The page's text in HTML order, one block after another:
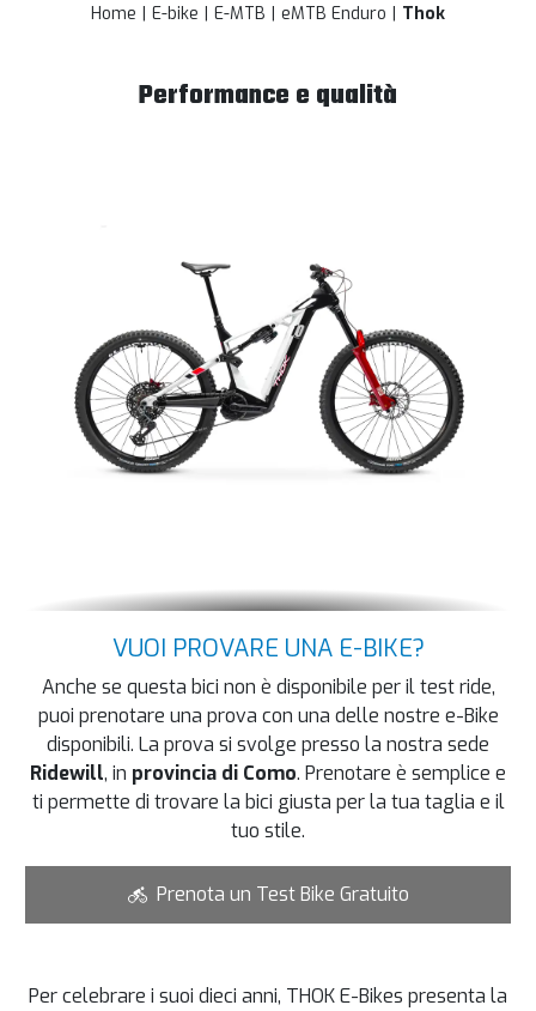
Home E-bike E-MTB eMTB Enduro Thok
Performance e qualità
VUOI PROVARE UNA E-BIKE?
Anche se questa bici non è disponibile per il test ride,
puoi prenotare una prova con una delle nostre e-Bike
disponibili. La prova si svolge presso la nostra sede
Ridewill, in provincia di Como. Prenotare è semplice e
ti permette di trovare la bici giusta per la tua taglia e il
tuo stile.
Prenota un Test Bike Gratuito
Per celebrare i suoi dieci anni, THOK E-Bikes presenta la